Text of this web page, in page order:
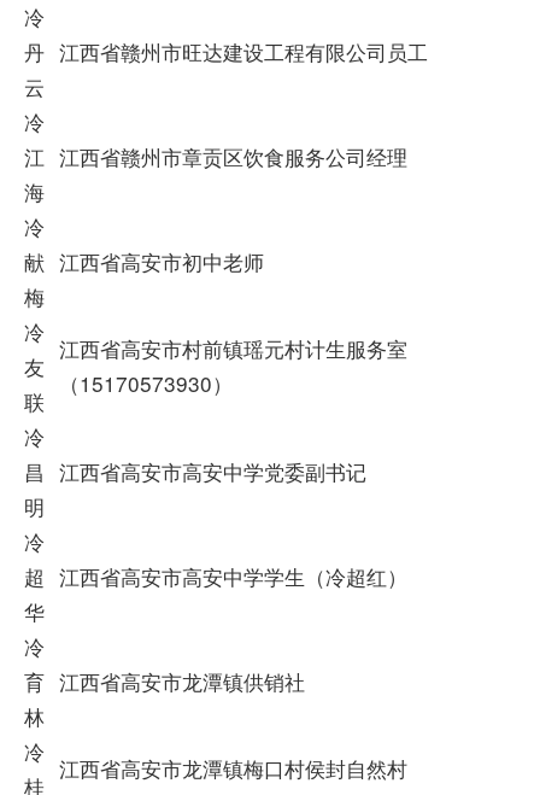
冷
丹
云
江西省赣州市旺达建设工程有限公司员工
冷
江
海
江西省赣州市章贡区饮食服务公司经理
冷
献
梅
江西省高安市初中老师
冷
友
联
江西省高安市村前镇瑶元村计生服务室
（15170573930）
冷
昌
明
江西省高安市高安中学党委副书记
冷
超
华
江西省高安市高安中学学生（冷超红）
冷
育
林
江西省高安市龙潭镇供销社
冷
桂
江西省高安市龙潭镇梅口村侯封自然村